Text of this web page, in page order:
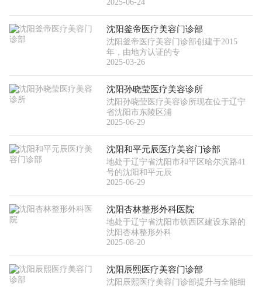
2025-06-24
沈阳釜帝医疗美容门诊部
沈阳釜帝医疗美容门诊部创建于2015
年，由地方认证的专
2025-03-26
沈阳孙晓莹医疗美容诊所
沈阳孙晓莹医疗美容诊所现在位于辽宁
省沈阳市东陵区浦
2025-06-29
沈阳和平元辰医疗美容门诊部
地处于辽宁省沈阳市和平区哈尔滨路41
号的沈阳和平元辰
2025-06-29
沈阳杏林整形外科医院
地处于辽宁省沈阳市铁西区建设东路的
沈阳杏林整形外科
2025-08-20
沈阳辰熙医疗美容门诊部
沈阳辰熙医疗美容门诊部提升与全能细